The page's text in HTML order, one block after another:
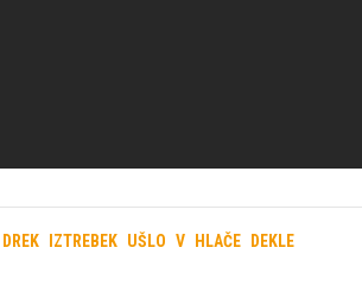
DREK IZTREBEK UŠLO V HLAČE DEKLE